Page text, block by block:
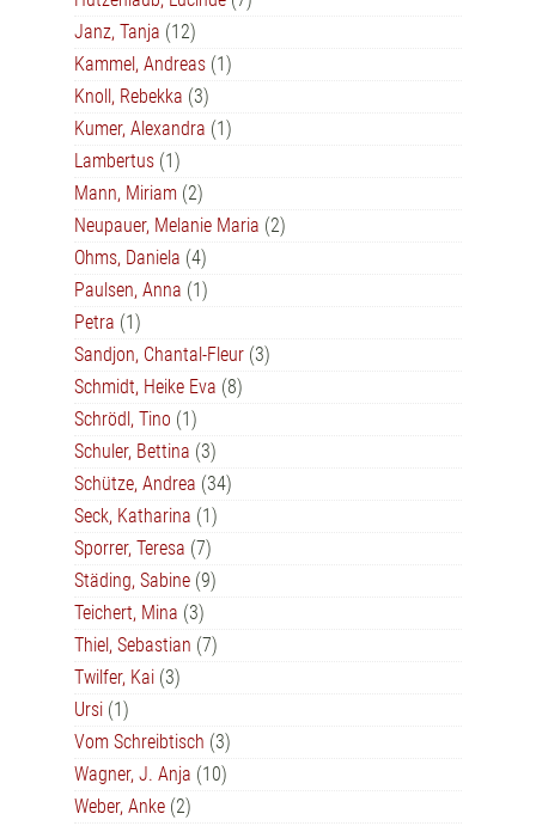
Janz, Tanja (12)
Kammel, Andreas (1)
Knoll, Rebekka (3)
Kumer, Alexandra (1)
Lambertus (1)
Mann, Miriam (2)
Neupauer, Melanie Maria (2)
Ohms, Daniela (4)
Paulsen, Anna (1)
Petra (1)
Sandjon, Chantal-Fleur (3)
Schmidt, Heike Eva (8)
Schrödl, Tino (1)
Schuler, Bettina (3)
Schütze, Andrea (34)
Seck, Katharina (1)
Sporrer, Teresa (7)
Städing, Sabine (9)
Teichert, Mina (3)
Thiel, Sebastian (7)
Twilfer, Kai (3)
Ursi (1)
Vom Schreibtisch (3)
Wagner, J. Anja (10)
Weber, Anke (2)